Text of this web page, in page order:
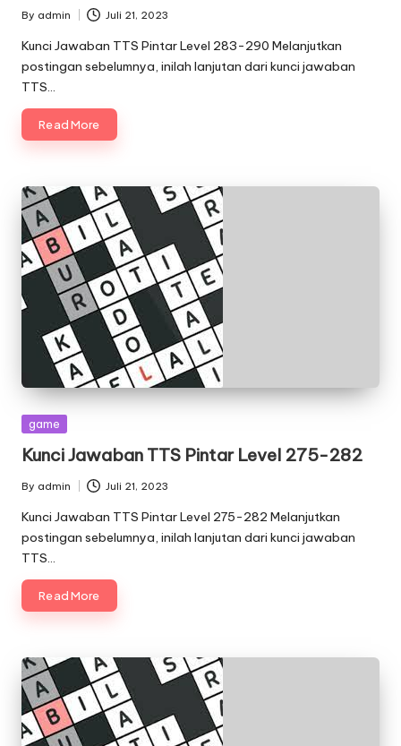
Posted
by
By admin Juli 21, 2023
Kunci Jawaban TTS Pintar Level 283-290 Melanjutkan
postingan sebelumnya, inilah lanjutan dari kunci jawaban
TTS…
Read More
Posted
game
Kunci Jawaban TTS Pintar Level 275-282
Posted
by
By admin Juli 21, 2023
Kunci Jawaban TTS Pintar Level 275-282 Melanjutkan
postingan sebelumnya, inilah lanjutan dari kunci jawaban
TTS…
Read More